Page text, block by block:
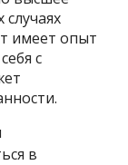
имеет опыт
с
в